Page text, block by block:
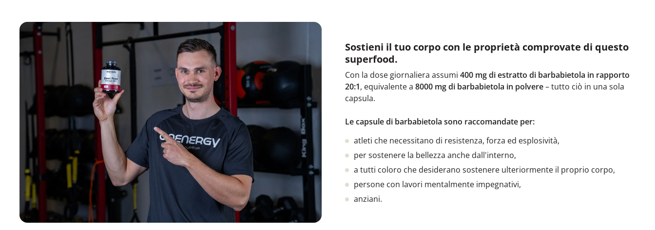
Sostieni il tuo corpo con le proprietà comprovate di questo
superfood.
Con la dose giornaliera assumi 400 mg di estratto di barbabietola in rapporto
20:1, equivalente a 8000 mg di barbabietola in polvere– tutto ciò in una sola
capsula.
Le capsule di barbabietola sono raccomandate per:
atleti che necessitano di resistenza, forza ed esplosività,
per sostenere la bellezza anche dall'interno,
a tutti coloro che desiderano sostenere ulteriormente il proprio corpo,
persone con lavori mentalmente impegnativi,
anziani.